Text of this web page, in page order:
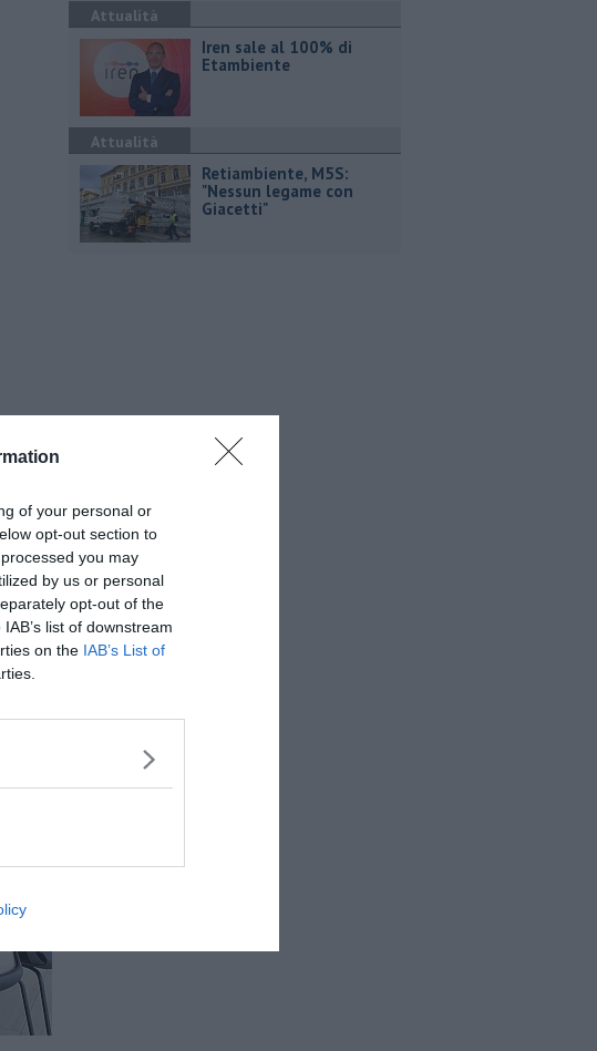
of your personal or
opt-out section to
you may
by us or personal
opt-out of the
list of downstream
on the IAB’s List of
Attualità
Iren sale al 100% di
Etambiente
Attualità
Retiambiente, M5S:
"Nessun legame con
Giacetti"